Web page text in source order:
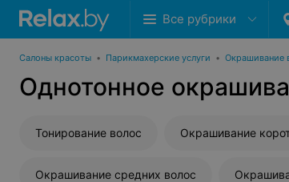
Все рубрики
Салоны красоты • Парикмахерские услуги • Окрашивание
Однотонное
Тонирование волос Окрашивание
Окрашивание средних волос